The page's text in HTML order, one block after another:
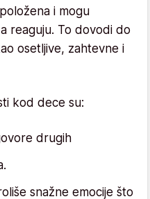
i mogu
reaguju. To dovodi do
osetljive, zahtevne i
kod dece su:
drugih
snažne emocije što